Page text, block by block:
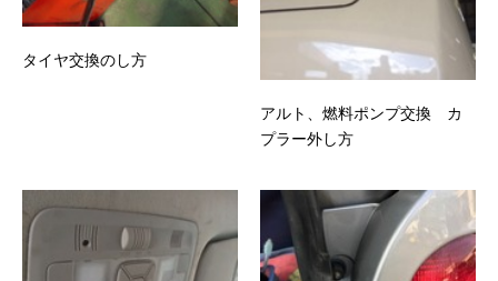
タイヤ交換のし方
アルト、燃料ポンプ交換 カ
プラー外し方